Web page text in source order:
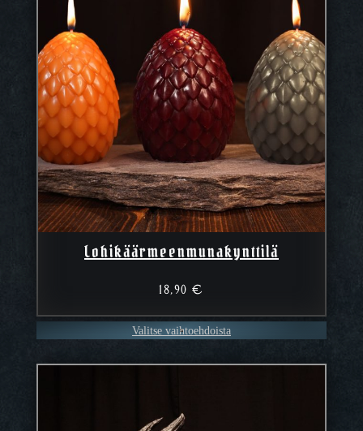
Lohikäärmeenmunakynttilä
18,90€
Valitse vaihtoehdoista